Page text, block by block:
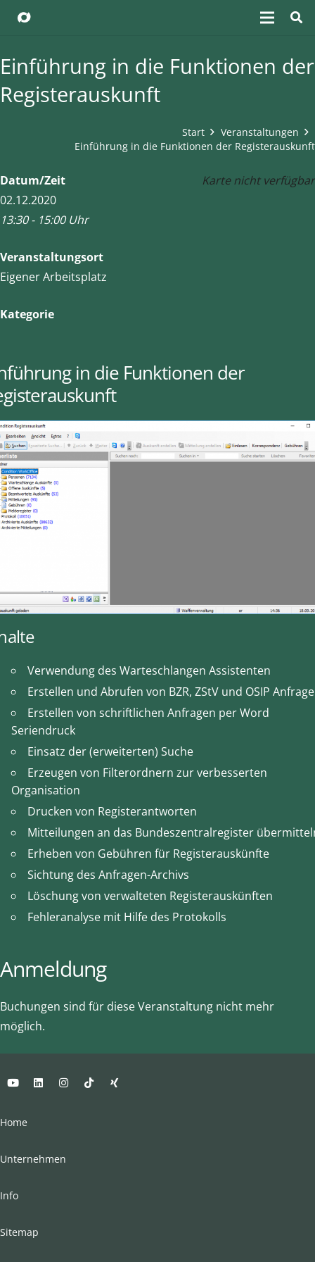
Einführung in die Funktionen der
Registerauskunft
Start
Veranstaltungen
Einführung in die Funktionen der Registerauskunft
Karte nicht verfügbar
Datum/Zeit
02.12.2020
13:30 - 15:00 Uhr
Veranstaltungsort
Eigener Arbeitsplatz
Kategorie
in die Funktionen der
Verwendung des Warteschlangen Assistenten
Erstellen und Abrufen von BZR, ZStV und OSIP
Erstellen von schriftlichen Anfragen per Word
Seriendruck
Einsatz der (erweiterten) Suche
Erzeugen von Filterordnern zur verbesserten
Organisation
Drucken von Registerantworten
Mitteilungen an das Bundeszentralregister
Erheben von Gebühren für Registerauskünfte
Sichtung des Anfragen-Archivs
Löschung von verwalteten Registerauskünften
Fehleranalyse mit Hilfe des Protokolls
Anmeldung
Buchungen sind für diese Veranstaltung nicht mehr
möglich.
Home
Unternehmen
Info
Sitemap